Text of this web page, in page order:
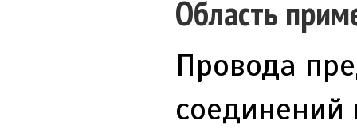
Область
Провода
соединений